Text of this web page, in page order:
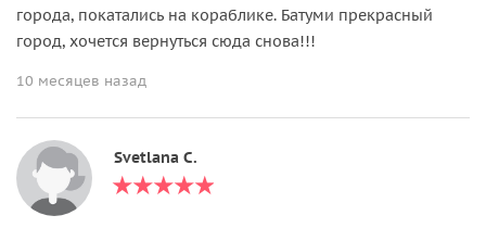
города, покатались на кораблике. Батуми прекрасный
город, хочется вернуться сюда снова!!!
10 месяцев назад
Svetlana С.